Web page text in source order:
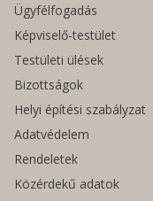
Ügyfélfogadás
Képviselő-testület
Testületi ülések
Bizottságok
Helyi építési szabályzat
Adatvédelem
Rendeletek
Közérdekű adatok